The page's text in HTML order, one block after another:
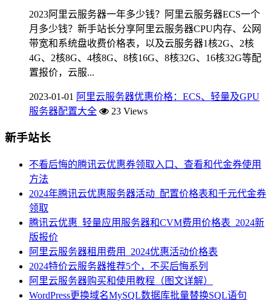
2023阿里云服务器一年多少钱？阿里云服务器ECS一个
月多少钱？新手站长分享阿里云服务器CPU内存、公网
带宽和系统盘收费价格表，以及云服务器1核2G、2核
4G、2核8G、4核8G、8核16G、8核32G、16核32G等配
置报价，云服...
2023-01-01 阿里云服务器优惠价格：ECS、轻量及GPU
服务器配置大全
23 Views
新手站长
不看后悔的腾讯云优惠券领取入口、查看和代金券使用
方法
2024年腾讯云优惠服务器活动_配置价格表和千元代金券
领取
腾讯云优惠_轻量应用服务器和CVM费用价格表_2024新
版报价
阿里云服务器租用费用_2024优惠活动价格表
2024特价云服务器推荐5个，不买后悔系列
阿里云服务器购买和使用教程（图文详解）
WordPress更换域名MySQL数据库批量替换SQL语句